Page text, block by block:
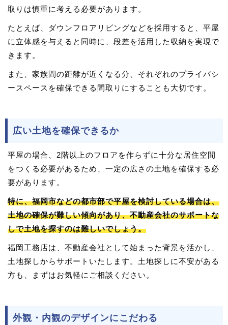
取りは慎重に考える必要があります。
たとえば、ダウンフロアリビングなどを採用すると、平屋
に立体感を与えると同時に、段差を活用した収納を実現で
きます。
また、家族間の距離が近くなる分、それぞれのプライバシ
ースペースを確保できる間取りにすることも大切です。
広い土地を確保できるか
平屋の場合、2階以上のフロアを作らずに十分な居住空間
をつくる必要があるため、一定の広さの土地を確保する必
要があります。
特に、福岡市などの都市部で平屋を検討している場合は、
土地の確保が難しい傾向があり、不動産会社のサポートな
しで土地を探すのは難しいでしょう。
福岡工務店は、不動産会社として始まった背景を活かし、
土地探しからサポートいたします。土地探しに不安がある
方も、まずはお気軽にご相談ください。
外観・内観のデザインにこだわる